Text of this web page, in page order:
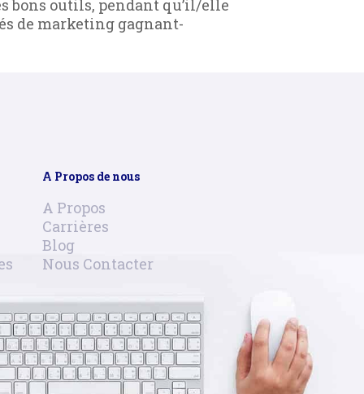
bons outils, pendant qu’il/elle
de marketing gagnant-
A Propos de nous
A Propos
Carrières
Blog
Nous Contacter